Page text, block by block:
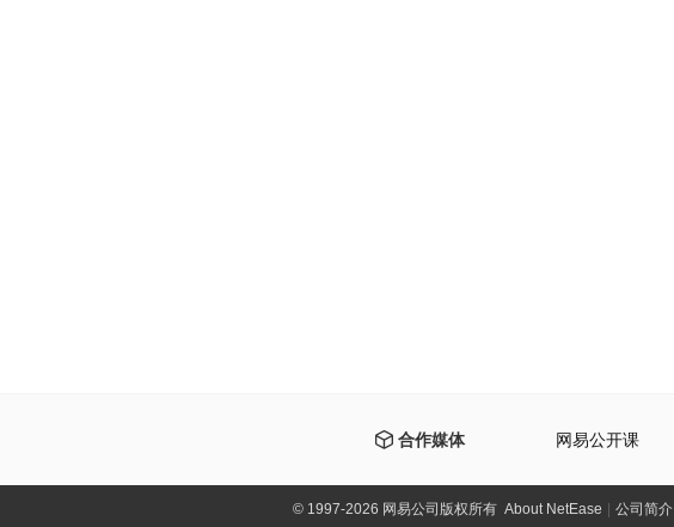
合作媒体 网易公开课
©1997-2026 网易公司版权所有 About NetEase 公司简介